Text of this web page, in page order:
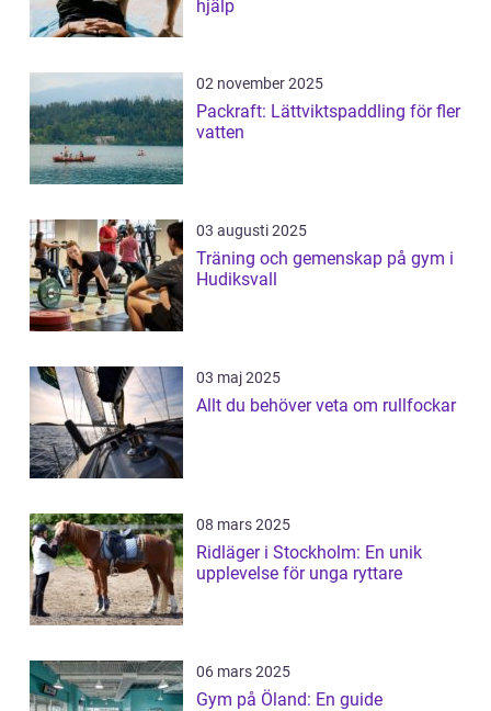
hjälp
02 november 2025
Packraft: Lättviktspaddling för fler
vatten
03 augusti 2025
Träning och gemenskap på gym i
Hudiksvall
03 maj 2025
Allt du behöver veta om rullfockar
08 mars 2025
Ridläger i Stockholm: En unik
upplevelse för unga ryttare
06 mars 2025
Gym på Öland: En guide